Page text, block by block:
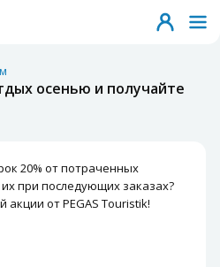
осенью и получайте
20% от потраченных
при последующих заказах?
акции от PEGAS Touristik!